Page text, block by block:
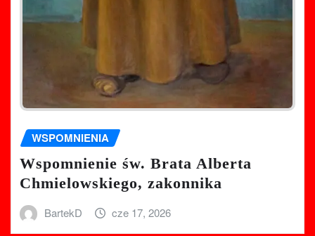
WSPOMNIENIA
Wspomnienie św. Brata Alberta
Chmielowskiego, zakonnika
BartekD cze 17, 2026